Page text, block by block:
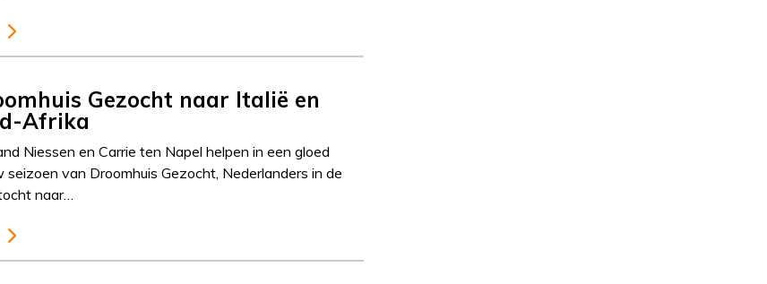
Gezocht naar Italië en
Afrika
Niessen en Carrie ten Napel helpen in een gloed
seizoen van Droomhuis Gezocht, Nederlanders in de
naar…